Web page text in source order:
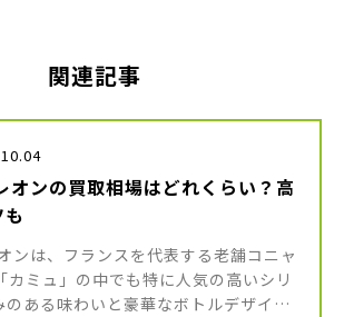
関連記事
オンの買取相場はどれくらい？高
ンは、フランスを代表する老舗コニャ
カミュ」の中でも特に人気の高いシリ
のある味わいと豪華なボトルデザイン